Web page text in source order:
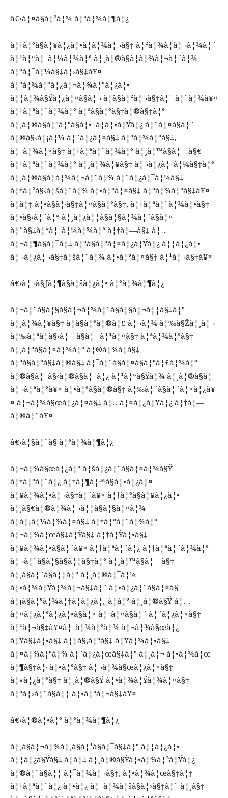
â€‹à¦¤à§à¦²à¦¾ à¦°à¦¾à¦¶à¦¿
à¦†à¦°à§à¦¥à¦¿à¦•à¦­à¦¾à¦¬à§‡ à¦²à¦¾à¦­à¦¬à¦¾à¦¨
à¦¹à¦“à¦¯à¦¼à¦¾à¦° à¦¸à¦®à§à¦­à¦¾à¦¬à¦¨à¦¾
à¦°à¦¯à¦¼à§‡à¦›à§‡à¥¤
à¦ªà¦¾à¦°à¦¿à¦¬à¦¾à¦°à¦¿à¦•
à¦¦à¦¾à§Ÿà¦¿à¦¤à§à¦¬ à¦­à§à¦²à¦¬à§‡à¦¨ à¦¨à¦¾à¥¤
à¦†à¦ªà¦¨à¦¾à¦° à¦ªà§à¦°à§‡à¦®à§‡à¦°
à¦¸à¦®à§à¦ªà¦°à§à¦• à¦à¦•à¦Ÿà¦¿ à¦¨à¦¤à§à¦¨
à¦®à§‹à¦¡à¦¼ à¦¨à¦¿à¦¤à§‡ à¦ªà¦¾à¦°à§‡,
à¦¯à¦¾à¦¤à§‡ à¦†à¦ªà¦¨à¦¾à¦° à¦¸à¦™à§à¦—à§€
à¦†à¦ªà¦¨à¦¾à¦° à¦¸à¦¾à¦¥à§‡ à¦¬à¦¿à¦¯à¦¼à§‡à¦°
à¦¸à¦®à§à¦­à¦¾à¦¬à¦¨à¦¾ à¦¨à¦¿à¦¯à¦¼à§‡
à¦†à¦²à§‹à¦šà¦¨à¦¾ à¦•à¦°à¦¤à§‡ à¦ªà¦¾à¦°à§‡à¥¤
à¦à¦‡ à¦•à§à¦·à§‡à¦¤à§à¦°à§‡, à¦†à¦ªà¦¨à¦¾à¦•à§‡
à¦•à§‹à¦¨à¦“ à¦¸à¦¿à¦¦à§à¦§à¦¾à¦¨à§à¦¤
à¦¨à§‡à¦“à¦¯à¦¼à¦¾à¦° à¦†à¦—à§‡ à¦…
à¦¬à¦¶à§à¦¯à¦‡ à¦ªà§à¦°à¦¤à¦¿à¦Ÿà¦¿ à¦¦à¦¿à¦•
à¦¬à¦¿à¦¬à§‡à¦šà¦¨à¦¾ à¦•à¦°à¦¤à§‡ à¦¹à¦¬à§‡à¥¤
â€‹à¦¬à§ƒà¦¶à§à¦šà¦¿à¦• à¦°à¦¾à¦¶à¦¿
à¦¬à¦¨à§à¦§à§à¦¬à¦¾à¦¨à§à¦§à¦¬à¦¦à§‡à¦°
à¦¸à¦¾à¦¥à§‡ à¦­à§à¦°à¦®à¦£ à¦¬à¦¾ à¦‰à§Žà¦¸à¦¬
à¦‰à¦ªà¦­à§‹à¦—à§à¦¯ à¦¹à¦¤à§‡ à¦ªà¦¾à¦°à§‡
à¦¸à¦ªà§à¦¤à¦¾à¦° à¦®à¦¾à¦à§‡
à¦ªà§à¦°à§‡à¦®à§‡ à¦¯à¦¨à§à¦¤à§à¦°à¦£à¦¾à¦°
à¦®à§à¦–à§‹à¦®à§à¦–à¦¿ à¦¹à¦“à§Ÿà¦¾ à¦¸à¦®à§à¦­
à¦¬à¦ªà¦°à¥¤ à¦•à¦°à§à¦®à§‡ à¦‰à¦¨à§à¦¨à¦¤à¦¿à¥
¤ à¦¬à¦¾à§œà¦¿à¦¤à§‡ à¦…à¦¤à¦¿à¦¥à¦¿ à¦†à¦—
à¦®à¦¨à¥¤
â€‹à¦§à¦¨à§ à¦°à¦¾à¦¶à¦¿
à¦¬à¦¾à§œà¦¿à¦° à¦šà¦¿à¦¨à§à¦¤à¦¾à§Ÿ
à¦†à¦ªà¦¨à¦¿ à¦†à¦¶à¦™à§à¦•à¦¿à¦¤
à¦¥à¦¾à¦•à¦¬à§‡à¦¨à¥¤ à¦†à¦°à§à¦¥à¦¿à¦•
à¦¸à§€à¦®à¦¾à¦¬à¦¦à§à¦§à¦¤à¦¾
à¦à¦¡à¦¼à¦¾à¦¤à§‡ à¦†à¦ªà¦¨à¦¾à¦°
à¦¬à¦¾à¦œà§‡à¦Ÿà§‡ à¦†à¦Ÿà¦•à§‡
à¦¥à¦¾à¦•à§à¦¨à¥¤ à¦†à¦ªà¦¨à¦¿ à¦†à¦ªà¦¨à¦¾à¦°
à¦¬à¦¨à§à¦§à§à¦¦à§‡à¦° à¦¸à¦™à§à¦—à§‡
à¦¸à§à¦¨à§à¦¦à¦° à¦¸à¦®à¦¯à¦¼
à¦•à¦¾à¦Ÿà¦¾à¦¬à§‡à¦¨ à¦•à¦¿à¦¨à§à¦¤à§
à¦¡à§à¦°à¦¾à¦‡à¦­à¦¿à¦‚-à¦à¦° à¦¸à¦®à§Ÿ à¦…
à¦¤à¦¿à¦°à¦¿à¦•à§à¦¤ à¦¯à¦¤à§à¦¨ à¦¨à¦¿à¦¤à§‡
à¦¹à¦¬à§‡à¥¤à¦¯à¦¾à¦°à¦¾ à¦¬à¦¾à§œà¦¿
à¦¥à§‡à¦•à§‡ à¦¦à§‚à¦°à§‡ à¦¥à¦¾à¦•à§‡
à¦¤à¦¾à¦°à¦¾ à¦¨à¦¿à¦œà§‡à¦° à¦¸à¦¬ à¦•à¦¾à¦œ
à¦¶à§‡à¦· à¦•à¦°à§‡ à¦¬à¦¾à§œà¦¿à¦¤à§‡
à¦«à¦¿à¦°à§‡ à¦¸à¦®à§Ÿ à¦•à¦¾à¦Ÿà¦¾à¦¤à§‡
à¦ªà¦›à¦¨à§à¦¦ à¦•à¦°à¦¬à§‡à¥¤
â€‹à¦®à¦•à¦° à¦°à¦¾à¦¶à¦¿
à¦¸à§à¦¬à¦¾à¦¸à§à¦¹à§à¦¯à§‡à¦° à¦¦à¦¿à¦•
à¦¦à¦¿à§Ÿà§‡ à¦à¦‡ à¦¸à¦®à§Ÿà¦•à¦¾à¦²à¦Ÿà¦¿
à¦®à¦¨à§à¦¦ à¦¯à¦¾à¦¬à§‡, à¦•à¦¾à¦œà§‡à¦‡
à¦†à¦ªà¦¨à¦¿ à¦•à¦¿ à¦–à¦¾à¦šà§à¦›à§‡à¦¨ à¦¸à§‡